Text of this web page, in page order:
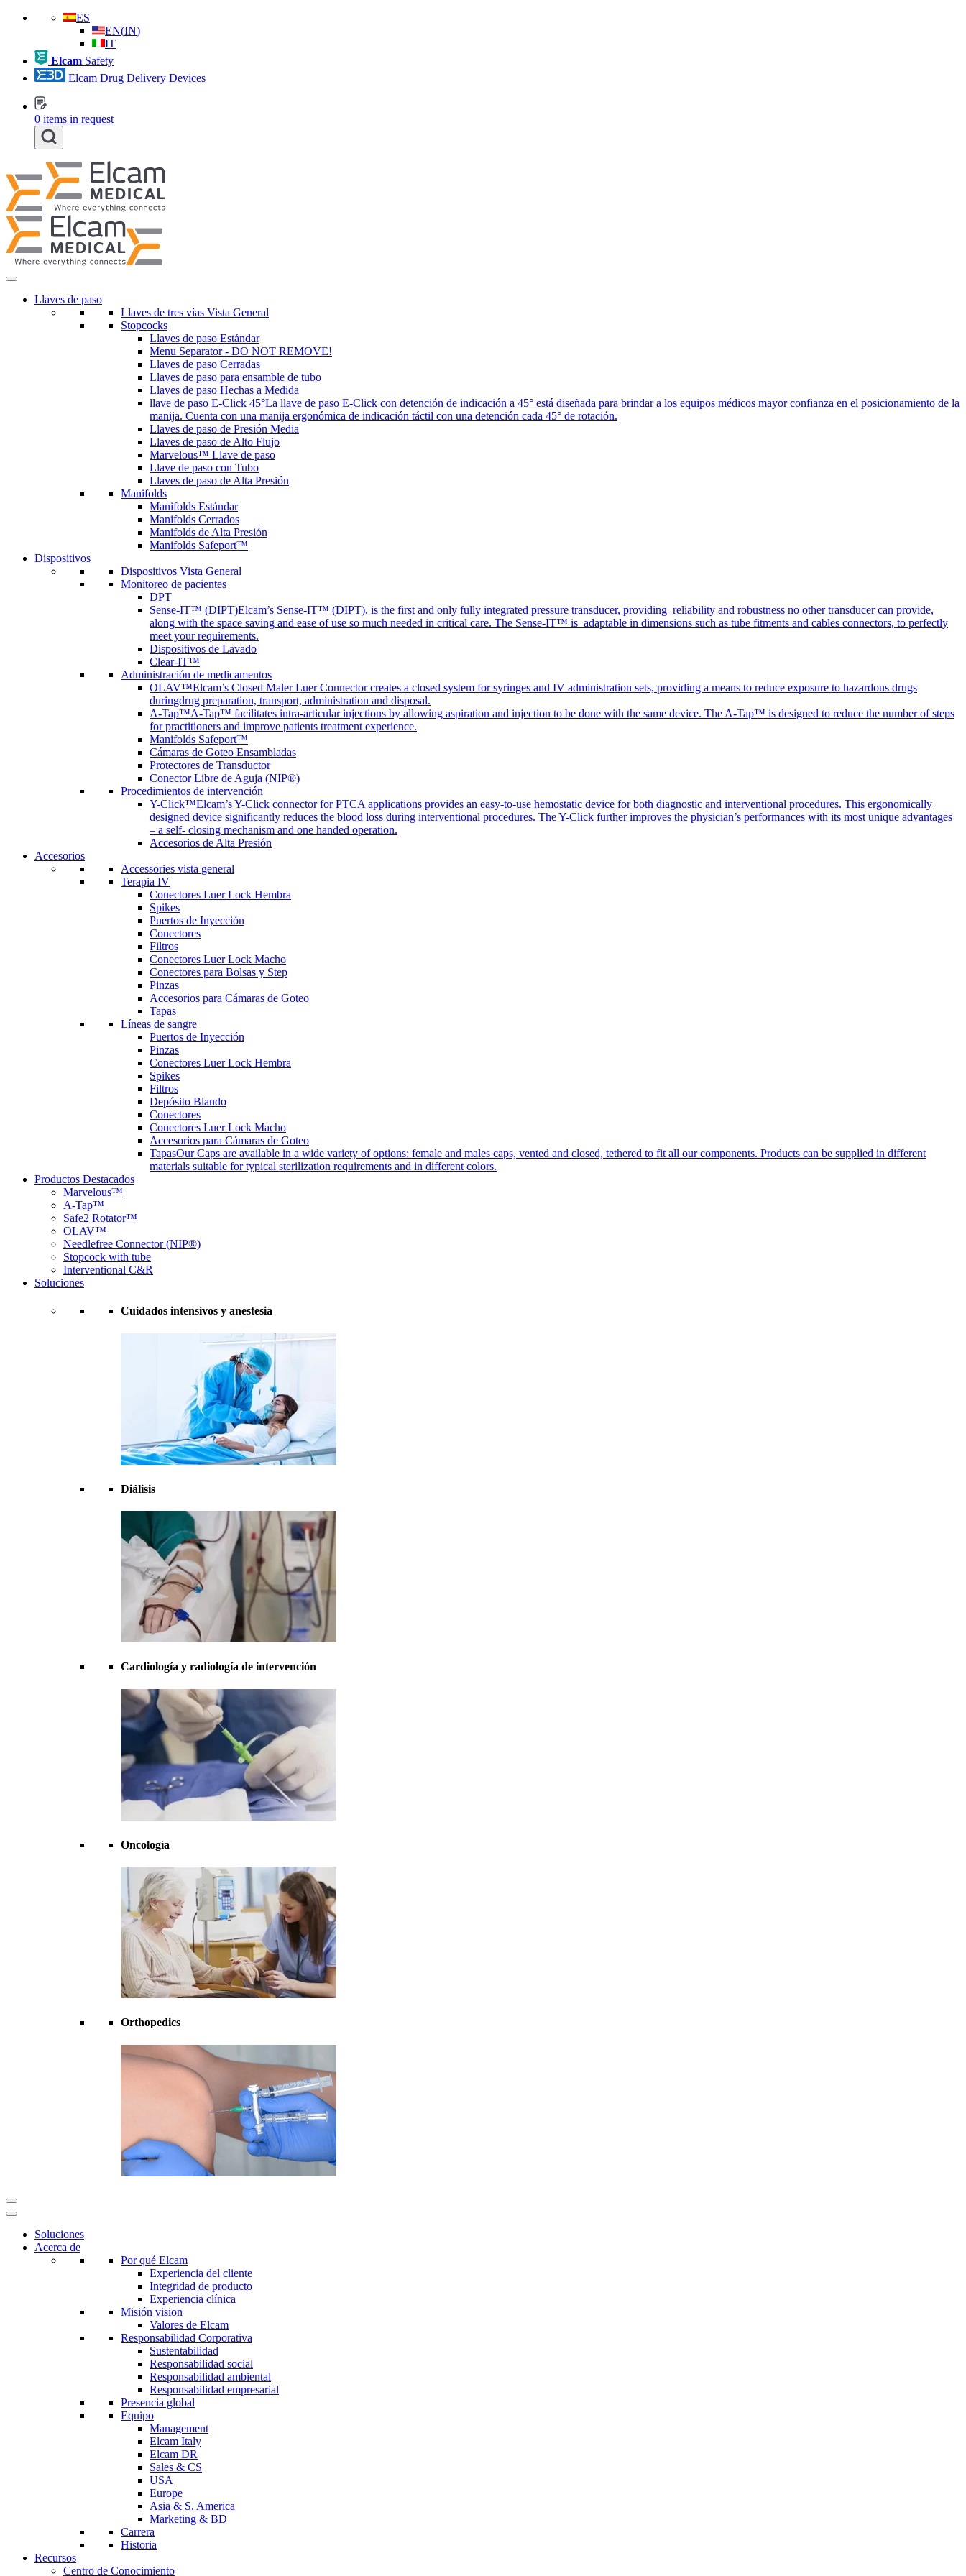
ES
EN(IN)
IT
Elcam Safety
Elcam Drug Delivery Devices
0 items in request
Llaves de paso
Llaves de tres vías Vista General
Stopcocks
Llaves de paso Estándar
Menu Separator - DO NOT REMOVE!
Llaves de paso Cerradas
Llaves de paso para ensamble de tubo
Llaves de paso Hechas a Medida
llave de paso E-Click 45°La llave de paso E-Click con detención de indicación a 45° está diseñada para brindar a los equipos médicos mayor confianza en el posicionamiento de la
manija. Cuenta con una manija ergonómica de indicación táctil con una detención cada 45° de rotación.
Llaves de paso de Presión Media
Llaves de paso de Alto Flujo
Marvelous™ Llave de paso
Llave de paso con Tubo
Llaves de paso de Alta Presión
Manifolds
Manifolds Estándar
Manifolds Cerrados
Manifolds de Alta Presión
Manifolds Safeport™
Dispositivos
Dispositivos Vista General
Monitoreo de pacientes
DPT
Sense-IT™ (DIPT)Elcam’s Sense-IT™ (DIPT), is the first and only fully integrated pressure transducer, providing reliability and robustness no other transducer can provide,
along with the space saving and ease of use so much needed in critical care. The Sense-IT™ is adaptable in dimensions such as tube fitments and cables connectors, to perfectly
meet your requirements.
Dispositivos de Lavado
Clear-IT™
Administración de medicamentos
OLAV™Elcam’s Closed Maler Luer Connector creates a closed system for syringes and IV administration sets, providing a means to reduce exposure to hazardous drugs
duringdrug preparation, transport, administration and disposal.
A-Tap™A-Tap™ facilitates intra-articular injections by allowing aspiration and injection to be done with the same device. The A-Tap™ is designed to reduce the number of steps
for practitioners and improve patients treatment experience.
Manifolds Safeport™
Cámaras de Goteo Ensambladas
Protectores de Transductor
Conector Libre de Aguja (NIP®)
Procedimientos de intervención
Y-Click™Elcam’s Y-Click connector for PTCA applications provides an easy-to-use hemostatic device for both diagnostic and interventional procedures. This ergonomically
designed device significantly reduces the blood loss during interventional procedures. The Y-Click further improves the physician’s performances with its most unique advantages
– a self- closing mechanism and one handed operation.
Accesorios de Alta Presión
Accesorios
Accessories vista general
Terapia IV
Conectores Luer Lock Hembra
Spikes
Puertos de Inyección
Conectores
Filtros
Conectores Luer Lock Macho
Conectores para Bolsas y Step
Pinzas
Accesorios para Cámaras de Goteo
Tapas
Líneas de sangre
Puertos de Inyección
Pinzas
Conectores Luer Lock Hembra
Spikes
Filtros
Depósito Blando
Conectores
Conectores Luer Lock Macho
Accesorios para Cámaras de Goteo
TapasOur Caps are available in a wide variety of options: female and males caps, vented and closed, tethered to fit all our components. Products can be supplied in different
materials suitable for typical sterilization requirements and in different colors.
Productos Destacados
Marvelous™
A-Tap™
Safe2 Rotator™
OLAV™
Needlefree Connector (NIP®)
Stopcock with tube
Interventional C&R
Soluciones
Cuidados intensivos y anestesia
Diálisis
Cardiología y radiología de intervención
Oncología
Orthopedics
Soluciones
Acerca de
Por qué Elcam
Experiencia del cliente
Integridad de producto
Experiencia clínica
Misión vision
Valores de Elcam
Responsabilidad Corporativa
Sustentabilidad
Responsabilidad social
Responsabilidad ambiental
Responsabilidad empresarial
Presencia global
Equipo
Management
Elcam Italy
Elcam DR
Sales & CS
USA
Europe
Asia & S. America
Marketing & BD
Carrera
Historia
Recursos
Centro de Conocimiento